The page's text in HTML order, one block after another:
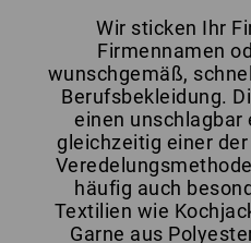
Wir sticken Ihr
Firmennamen
wunschgemäß,
Berufsbekleidung.
einen unschlagbar
gleichzeitig einer
häufig auch
Textilien wie
Garne aus